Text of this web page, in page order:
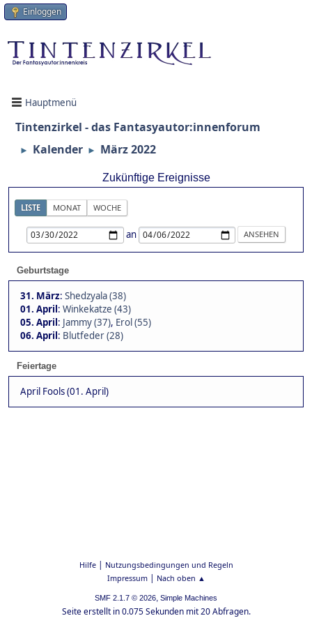
Einloggen
Hauptmenü
Tintenzirkel - das Fantasyautor:innenforum
► Kalender ► März 2022
Zukünftige Ereignisse
LISTE MONAT WOCHE
an
Geburtstage
31. März: Shedzyala (38)
01. April: Winkekatze (43)
05. April: Jammy (37), Erol (55)
06. April: Blutfeder (28)
Feiertage
April Fools (01. April)
Hilfe| Nutzungsbedingungen und Regeln
Impressum| Nach oben ▲
SMF 2.1.7 © 2026, Simple Machines
Seite erstellt in 0.075 Sekunden mit 20 Abfragen.